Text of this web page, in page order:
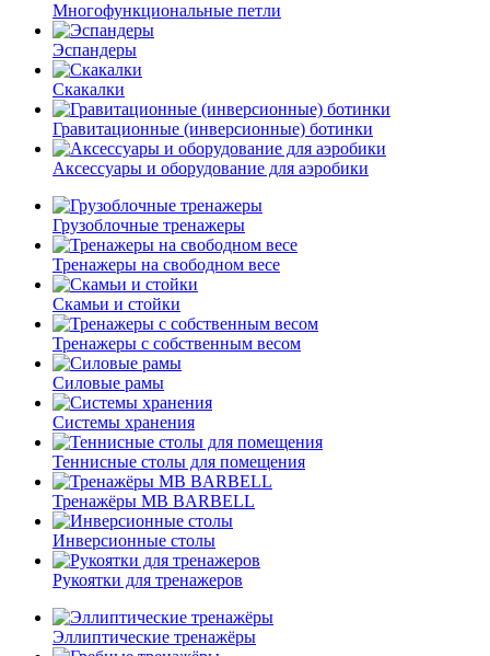
Многофункциональные петли
Эспандеры
Скакалки
Гравитационные (инверсионные) ботинки
Аксессуары и оборудование для аэробики
Грузоблочные тренажеры
Тренажеры на свободном весе
Скамьи и стойки
Тренажеры с собственным весом
Силовые рамы
Системы хранения
Теннисные столы для помещения
Тренажёры MB BARBELL
Инверсионные столы
Рукоятки для тренажеров
Эллиптические тренажёры